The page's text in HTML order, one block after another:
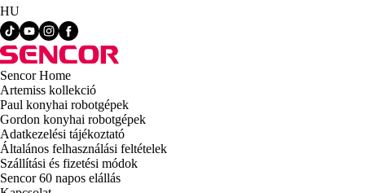
HU
Sencor Home
Artemiss kollekció
Paul konyhai robotgépek
Gordon konyhai robotgépek
Adatkezelési tájékoztató
Általános felhasználási feltételek
Szállítási és fizetési módok
Sencor 60 napos elállás